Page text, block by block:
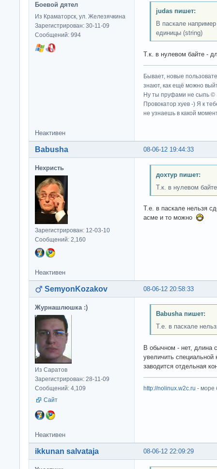
Боевой дятел
Из Краматорск, ул. Железячкина
Зарегистрирован: 30-11-09
Сообщений: 994
judas пишет:
В паскале
единицы (string)
Т.к. в нулевом байте -
Бывает, новые
знают, как ещё можно
Ну ты пруфами не сыпь ©
Провокатор хуев -) Я к
не узнаешь в какой
Неактивен
08-06-12 19:44:33
Babusha
Нехристь
Зарегистрирован: 12-03-10
Сообщений: 2,160
дохтур пишет:
Т.к. в нулевом
Т.е. в паскале нельзя
асме и то можно
Неактивен
08-06-12 20:58:33
SemyonKozakov
Журнашлюшка :)
Из Саратов
Зарегистрирован: 28-11-09
Сообщений: 4,109
Сайт
Babusha пишет:
Т.е. в паскале
В обычном - нет, длина
увеличить специальной
заводится отдельная
http://nolinux.w2c.ru - море
Неактивен
08-06-12 22:09:29
ikkunan salvataja